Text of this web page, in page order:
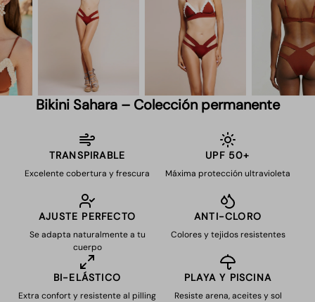
Bikini Sahara – Colección permanente
TRANSPIRABLE
Excelente cobertura y frescura
UPF 50+
Máxima protección ultravioleta
AJUSTE PERFECTO
Se adapta naturalmente a tu
cuerpo
ANTI-CLORO
Colores y tejidos resistentes
BI-ELÁSTICO
Extra confort y resistente al pilling
PLAYA Y PISCINA
Resiste arena, aceites y sol